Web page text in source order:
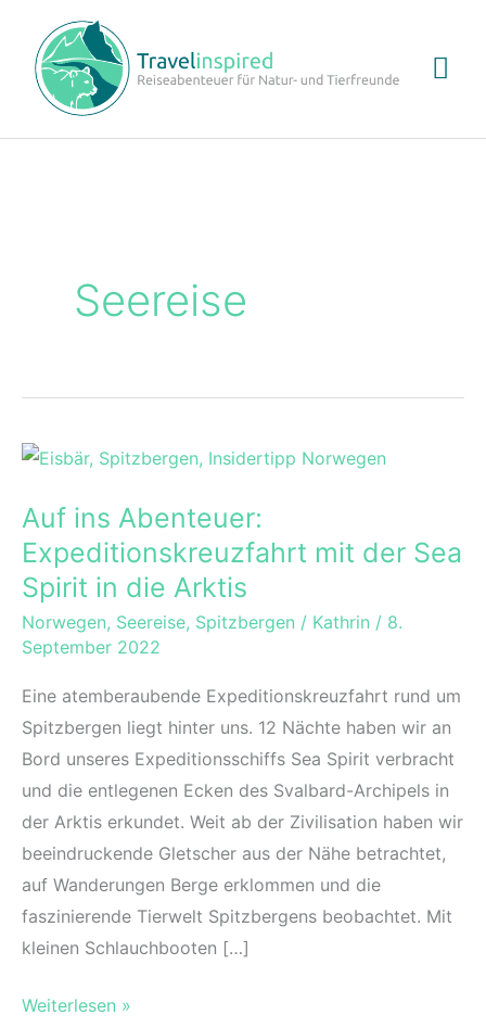
Seereise
Auf ins Abenteuer:
Expeditionskreuzfahrt mit der Sea
Spirit in die Arktis
Norwegen, Seereise, Spitzbergen / Kathrin / 8.
September 2022
Eine atemberaubende Expeditionskreuzfahrt rund um
Spitzbergen liegt hinter uns. 12 Nächte haben wir an
Bord unseres Expeditionsschiffs Sea Spirit verbracht
und die entlegenen Ecken des Svalbard-Archipels in
der Arktis erkundet. Weit ab der Zivilisation haben wir
beeindruckende Gletscher aus der Nähe betrachtet,
auf Wanderungen Berge erklommen und die
faszinierende Tierwelt Spitzbergens beobachtet. Mit
kleinen Schlauchbooten […]
Auf
Weiterlesen »